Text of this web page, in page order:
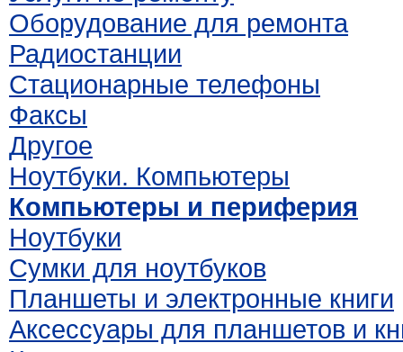
Оборудование для ремонта
Радиостанции
Стационарные телефоны
Факсы
Другое
Ноутбуки. Компьютеры
Компьютеры и периферия
Ноутбуки
Сумки для ноутбуков
Планшеты и электронные книги
Аксессуары для планшетов и